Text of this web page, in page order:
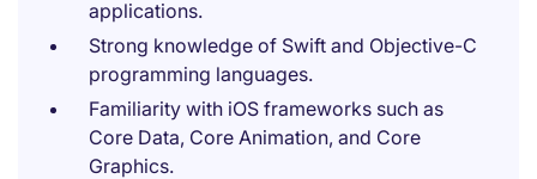
applications.
Strong knowledge of Swift and Objective-C
programming languages.
Familiarity with iOS frameworks such as
Core Data, Core Animation, and Core
Graphics.